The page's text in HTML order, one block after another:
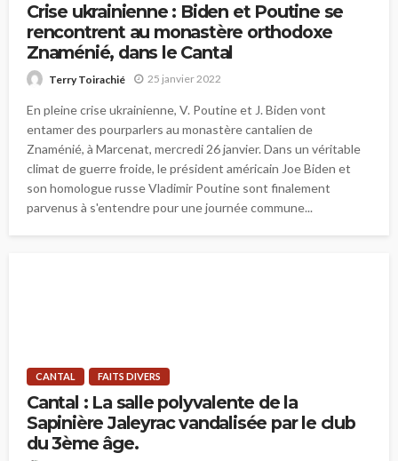
Crise ukrainienne : Biden et Poutine se
rencontrent au monastère orthodoxe
Znaménié, dans le Cantal
Terry Toirachié 25 janvier 2022
En pleine crise ukrainienne, V. Poutine et J. Biden vont
entamer des pourparlers au monastère cantalien de
Znaménié, à Marcenat, mercredi 26 janvier. Dans un véritable
climat de guerre froide, le président américain Joe Biden et
son homologue russe Vladimir Poutine sont finalement
parvenus à s'entendre pour une journée commune...
CANTAL FAITS DIVERS
Cantal : La salle polyvalente de la
Sapinière Jaleyrac vandalisée par le club
du 3ème âge.